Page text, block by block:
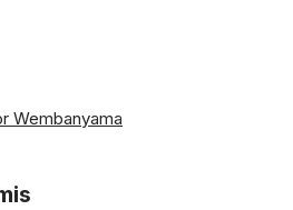
Wembanyama